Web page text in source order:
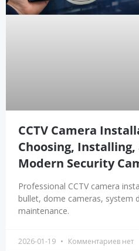
CCTV Camera
Choosing,
Modern Security
Professional CCTV camera
bullet, dome cameras, system
maintenance.
2026-01-19 Комментариев нет